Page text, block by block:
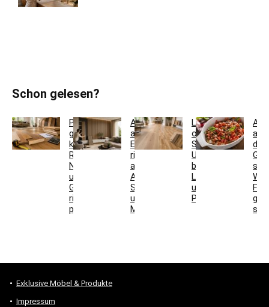
Schon gelesen?
Parkett
günstig
kaufen:
Restposten,
Nutzschicht
und
Gesamtkosten
richtig
prüfen
Akustikpaneele
aus
Eiche
richtig
auswählen:
Aufbau,
Schallwirkung
und
Montage
Landhausdiele
oder
Schiffsboden:
Unterschiede
bei
Laminat
und
Parkett
auf
den
Grill
sind
Exklusive Möbel & Produkte
Impressum